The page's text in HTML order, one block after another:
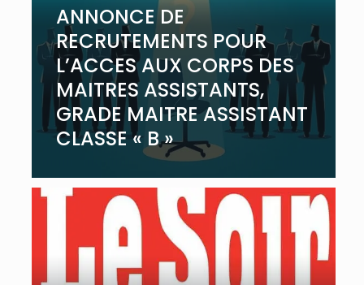
ANNONCE DE
RECRUTEMENTS POUR
L’ACCES AUX CORPS DES
MAITRES ASSISTANTS,
GRADE MAITRE ASSISTANT
CLASSE « B »